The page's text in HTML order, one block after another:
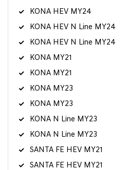
KONA HEV MY24
KONA HEV N Line MY24
KONA HEV N Line MY24
KONA MY21
KONA MY21
KONA MY23
KONA MY23
KONA N Line MY23
KONA N Line MY23
SANTA FE HEV MY21
SANTA FE HEV MY21